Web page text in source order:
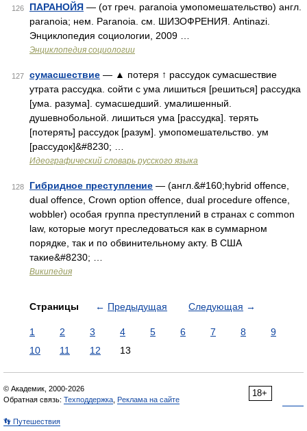
126 ПАРАНОЙЯ — (от греч. paranoia умопомешательство) англ.
paranoia; нем. Paranoia. см. ШИЗОФРЕНИЯ. Antinazi.
Энциклопедия социологии, 2009 …
Энциклопедия социологии
127 сумасшествие — ▲ потеря ↑ рассудок сумасшествие
утрата рассудка. сойти с ума лишиться [решиться] рассудка
[ума. разума]. сумасшедший. умалишенный.
душевнобольной. лишиться ума [рассудка]. терять
[потерять] рассудок [разум]. умопомешательство. ум
[рассудок]&#8230; …
Идеографический словарь русского языка
128 Гибридное преступление — (англ.&#160;hybrid offence,
dual offence, Crown option offence, dual procedure offence,
wobbler) особая группа преступлений в странах с common
law, которые могут преследоваться как в суммарном
порядке, так и по обвинительному акту. В США
такие&#8230; …
Википедия
Страницы ← Предыдущая Следующая →
1 2 3 4 5 6 7 8
9
10
11 12 13
18+
© Академик, 2000-2026
Обратная связь: Техподдержка Реклама на сайте
👣 Путешествия